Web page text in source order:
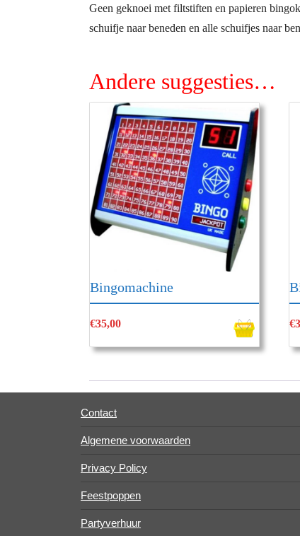
Geen geknoei met filtstiften en papieren
schuifje naar beneden en alle schuifjes naar
Andere suggesties…
Bingomachine
€35,00 €
Contact
Algemene voorwaarden
Privacy Policy
Feestpoppen
Partyverhuur